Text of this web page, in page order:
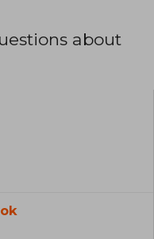
about